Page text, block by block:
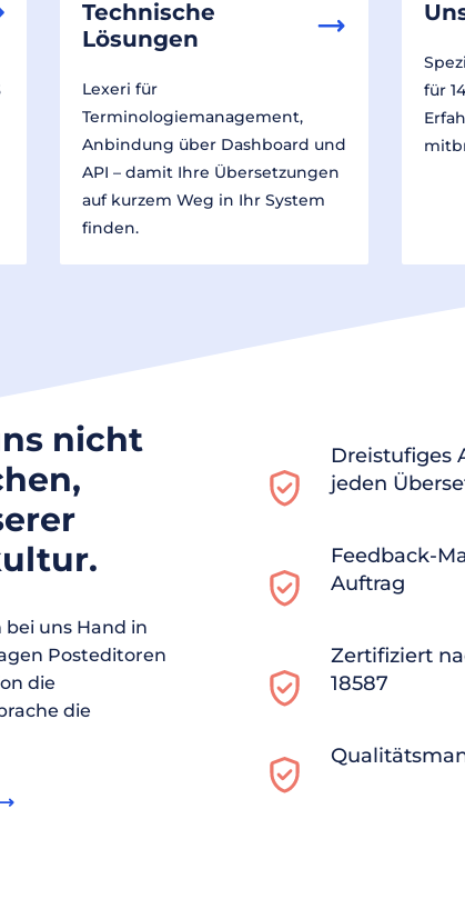
Technische
Lösungen
Lexeri für
Terminologiemanagement,
Anbindung über Dashboard und
API – damit Ihre Übersetzungen
auf kurzem Weg in Ihr System
finden.
für
nicht
uns Hand in
Posteditoren
die
die
Dreistufiges
jeden
Feedback-
Auftrag
Zertifiziert
18587